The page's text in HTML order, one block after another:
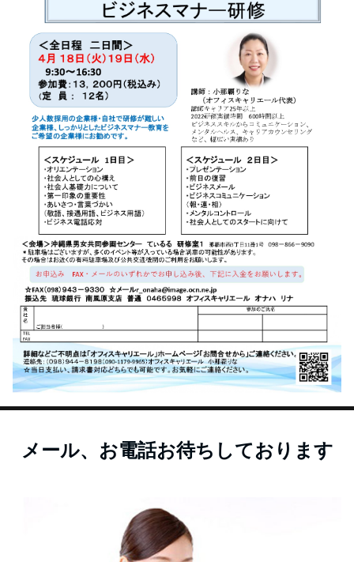
メール、お電話お待ちしております